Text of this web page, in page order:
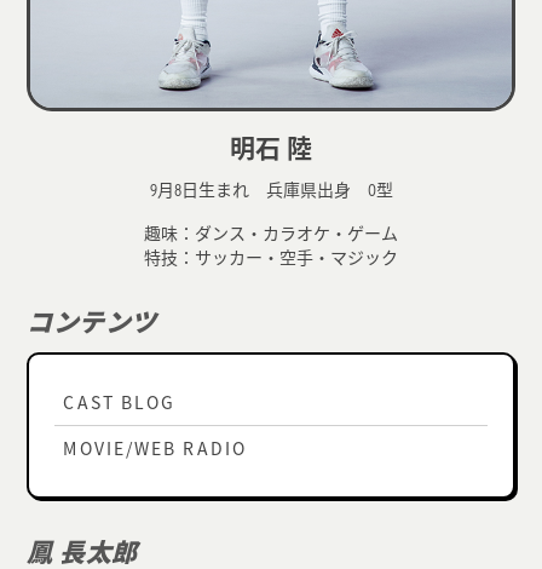
明石 陸
9月8日生まれ 兵庫県出身 O型
趣味：ダンス・カラオケ・ゲーム
特技：サッカー・空手・マジック
コンテンツ
CAST BLOG
MOVIE/WEB RADIO
鳳 長太郎